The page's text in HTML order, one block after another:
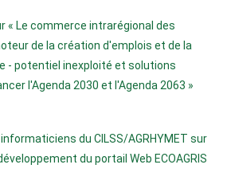
« Le commerce intrarégional des
de la création d'emplois et de la
- potentiel inexploité et solutions
l'Agenda 2030 et l'Agenda 2063 »
du CILSS/AGRHYMET sur
du portail Web ECOAGRIS